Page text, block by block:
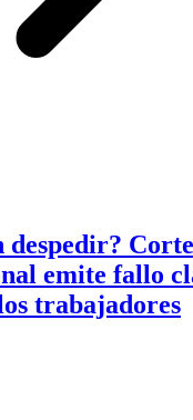
despedir? Corte
emite fallo
trabajadores